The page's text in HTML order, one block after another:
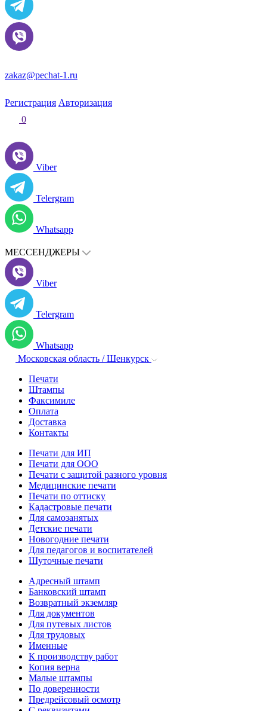
zakaz@pechat-1.ru
Регистрация Авторизация
0
Viber
Telergram
Whatsapp
МЕССЕНДЖЕРЫ
Viber
Telergram
Whatsapp
Московская область / Шенкурск
Печати
Штампы
Факсимиле
Оплата
Доставка
Контакты
Печати для ИП
Печати для ООО
Печати с защитой разного уровня
Медицинские печати
Печати по оттиску
Кадастровые печати
Для самозанятых
Детские печати
Новогодние печати
Для педагогов и воспитателей
Шуточные печати
Адресный штамп
Банковский штамп
Возвратный экземляр
Для документов
Для путевых листов
Для трудовых
Именные
К производству работ
Копия верна
Малые штампы
По доверенности
Предрейсовый осмотр